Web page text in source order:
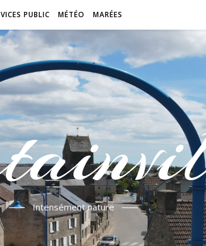
PUBLIC MÉTÉO MARÉES
Intensément nature